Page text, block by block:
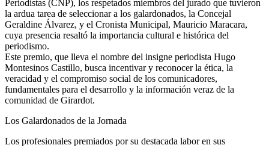
Periodistas (CNP), los respetados miembros del jurado que tuvieron
la ardua tarea de seleccionar a los galardonados, la Concejal
Geraldine Álvarez, y el Cronista Municipal, Mauricio Maracara,
cuya presencia resaltó la importancia cultural e histórica del
periodismo.
Este premio, que lleva el nombre del insigne periodista Hugo
Montesinos Castillo, busca incentivar y reconocer la ética, la
veracidad y el compromiso social de los comunicadores,
fundamentales para el desarrollo y la información veraz de la
comunidad de Girardot.
Los Galardonados de la Jornada
‎Los profesionales premiados por su destacada labor en sus